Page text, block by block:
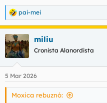
R
e
a
c
c
i
e
s
pai-mei
miliu
Cronista Alanordista
5 Mar 2026
Moxica rebuznó: